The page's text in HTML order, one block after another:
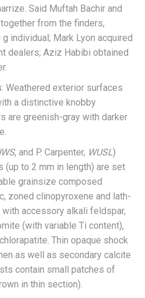
Said Muftah Bachir and
from the finders,
individual; Mark Lyon acquired
dealers; Aziz Habibi obtained
: Weathered exterior surfaces
a distinctive knobby
are greenish-gray with darker
, and P. Carpenter, WUSL)
(up to 2 mm in length) are set
grainsize composed
zoned clinopyroxene and lath-
accessory alkali feldspar,
(with variable Ti content),
Thin opaque shock
as well as secondary calcite
contain small patches of
in thin section).